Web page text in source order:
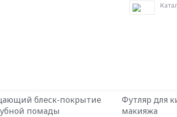
блеск-покрытие
помады
Футляр для
макияжа